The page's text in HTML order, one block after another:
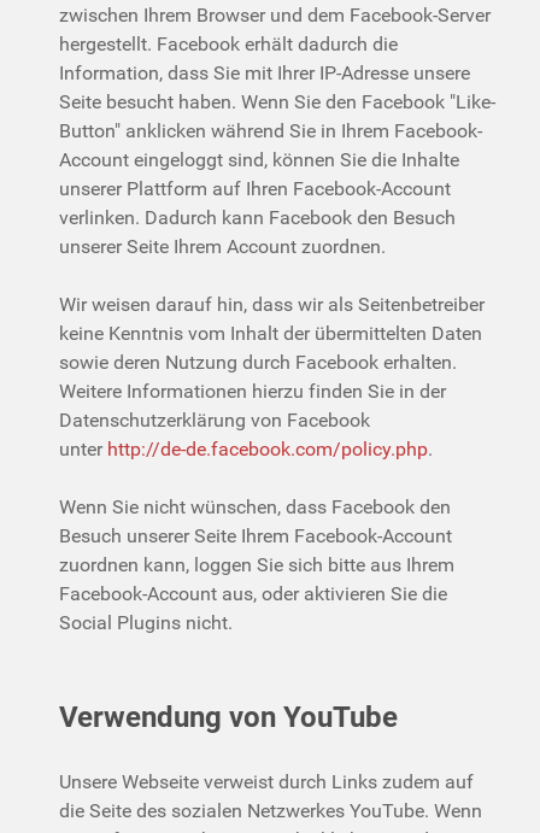
zwischen Ihrem Browser und dem Facebook-Server
hergestellt. Facebook erhält dadurch die
Information, dass Sie mit Ihrer IP-Adresse unsere
Seite besucht haben. Wenn Sie den Facebook "Like-
Button" anklicken während Sie in Ihrem Facebook-
Account eingeloggt sind, können Sie die Inhalte
unserer Plattform auf Ihren Facebook-Account
verlinken. Dadurch kann Facebook den Besuch
unserer Seite Ihrem Account zuordnen.
Wir weisen darauf hin, dass wir als Seitenbetreiber
keine Kenntnis vom Inhalt der übermittelten Daten
sowie deren Nutzung durch Facebook erhalten.
Weitere Informationen hierzu finden Sie in der
Datenschutzerklärung von Facebook
unter http://de-de.facebook.com/policy.php.
Wenn Sie nicht wünschen, dass Facebook den
Besuch unserer Seite Ihrem Facebook-Account
zuordnen kann, loggen Sie sich bitte aus Ihrem
Facebook-Account aus, oder aktivieren Sie die
Social Plugins nicht.
Verwendung von YouTube
Unsere Webseite verweist durch Links zudem auf
die Seite des sozialen Netzwerkes YouTube. Wenn